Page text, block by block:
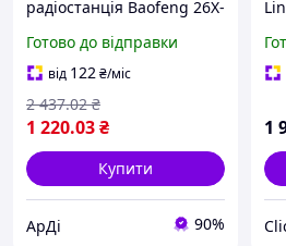
радіостанція Baofeng 26X-
станцією Рація для
активного відпочинку та
зв'язку
Готово до відправки
від 122₴/міс
1 220.03₴
2 437.02 ₴
Купити
АрДі 90%
на
1